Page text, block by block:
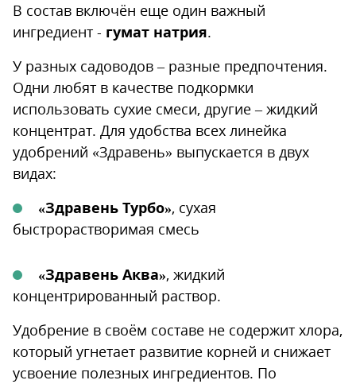
В состав включён еще один важный
ингредиент - гумат натрия.
У разных садоводов – разные предпочтения.
Одни любят в качестве подкормки
использовать сухие смеси, другие – жидкий
концентрат. Для удобства всех линейка
удобрений «Здравень» выпускается в двух
видах:
«Здравень Турбо», сухая
быстрорастворимая смесь
«Здравень Аква», жидкий
концентрированный раствор.
Удобрение в своём составе не содержит хлора,
который угнетает развитие корней и снижает
усвоение полезных ингредиентов. По